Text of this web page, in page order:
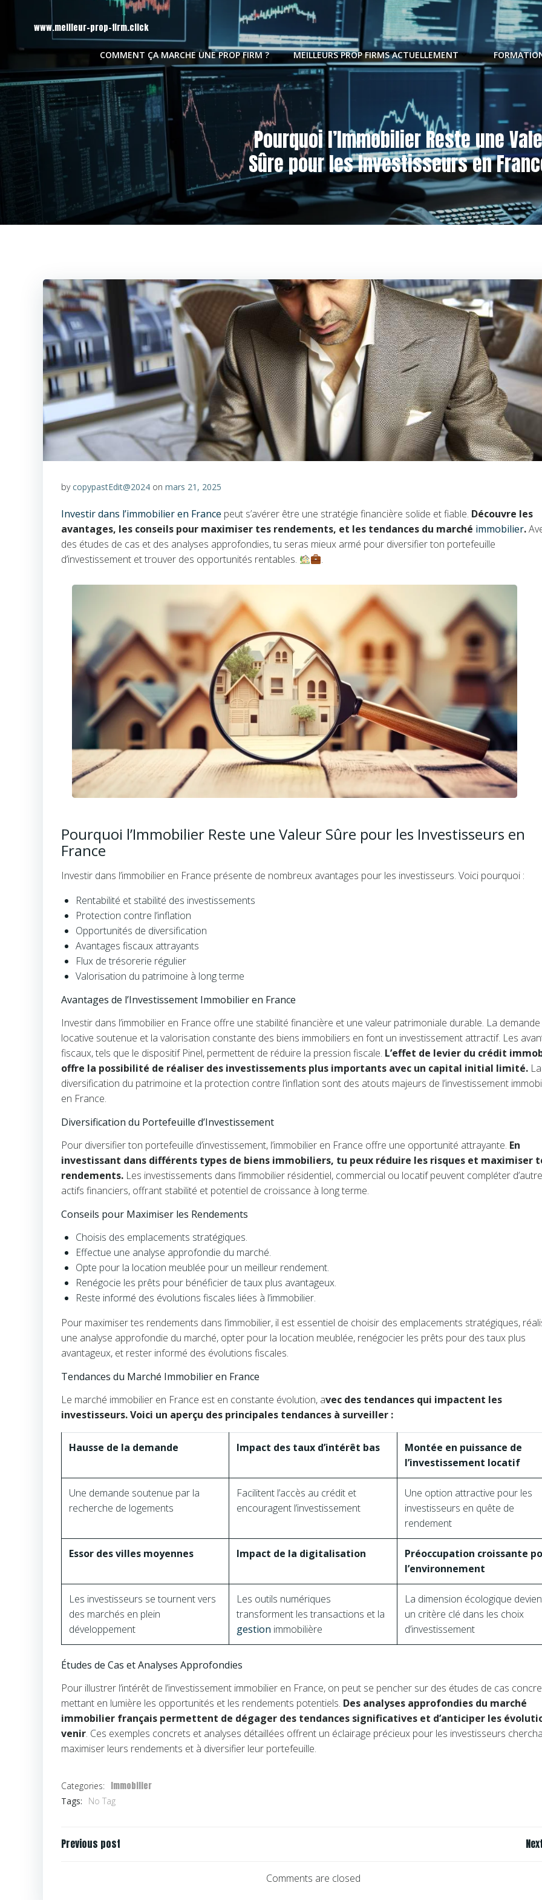
contenu
www.meilleur-prop-firm.click
COMMENT ÇA MARCHE UNE PROP FIRM ? MEILLEURS PROP FIRMS ACTUELLEMENT
Pourquoi l’Immobilier Reste une
Sûre pour les Investisseurs en
bycopypastEdit@2024 on mars 21, 2025
Investir dans l’immobilier en France peut s’avérer être une stratégie financière solide et fiable. Découvre les
avantages, les conseils pour maximiser tes rendements, et les tendances du marché immobilier.
des études de cas et des analyses approfondies, tu seras mieux armé pour diversifier ton portefeuille
d’investissement et trouver des opportunités rentables.
.
Pourquoi l’Immobilier Reste une Valeur Sûre pour les Investisseurs en
France
Investir dans l’immobilier en France présente de nombreux avantages pour les investisseurs. Voici pourquoi :
Rentabilité et stabilité des investissements
Protection contre l’inflation
Opportunités de diversification
Avantages fiscaux attrayants
Flux de trésorerie régulier
Valorisation du patrimoine à long terme
Avantages de l’Investissement Immobilier en France
Investir dans l’immobilier en France offre une stabilité financière et une valeur patrimoniale durable. La demande
locative soutenue et la valorisation constante des biens immobiliers en font un investissement attractif. Les
fiscaux, tels que le dispositif Pinel, permettent de réduire la pression fiscale. L’effet de levier du crédit
offre la possibilité de réaliser des investissements plus importants avec un capital initial limité. La
diversification du patrimoine et la protection contre l’inflation sont des atouts majeurs de l’investissement
en France.
Diversification du Portefeuille d’Investissement
Pour diversifier ton portefeuille d’investissement, l’immobilier en France offre une opportunité attrayante. En
investissant dans différents types de biens immobiliers, tu peux réduire les risques et maximiser
rendements. Les investissements dans l’immobilier résidentiel, commercial ou locatif peuvent compléter
actifs financiers, offrant stabilité et potentiel de croissance à long terme.
Conseils pour Maximiser les Rendements
Choisis des emplacements stratégiques.
Effectue une analyse approfondie du marché.
Opte pour la location meublée pour un meilleur rendement.
Renégocie les prêts pour bénéficier de taux plus avantageux.
Reste informé des évolutions fiscales liées à l’immobilier.
Pour maximiser tes rendements dans l’immobilier, il est essentiel de choisir des emplacements stratégiques,
une analyse approfondie du marché, opter pour la location meublée, renégocier les prêts pour des taux plus
avantageux, et rester informé des évolutions fiscales.
Tendances du Marché Immobilier en France
Le marché immobilier en France est en constante évolution, avec des tendances qui impactent les
investisseurs. Voici un aperçu des principales tendances à surveiller :
Hausse de la demande Impact des taux d’intérêt bas
Montée en puissance de
l’investissement locatif
Une demande soutenue par la
recherche de logements
Facilitent l’accès au crédit et
encouragent l’investissement
Une option attractive pour les
investisseurs en quête de
rendement
Essor des villes moyennes Impact de la digitalisation
Préoccupation croissante
l’environnement
Les investisseurs se tournent vers
des marchés en plein
développement
Les outils numériques
transforment les transactions et la
gestion immobilière
La dimension écologique
un critère clé dans les choix
d’investissement
Études de Cas et Analyses Approfondies
Pour illustrer l’intérêt de l’investissement immobilier en France, on peut se pencher sur des études de cas
mettant en lumière les opportunités et les rendements potentiels. Des analyses approfondies du marché
immobilier français permettent de dégager des tendances significatives et d’anticiper les
venir. Ces exemples concrets et analyses détaillées offrent un éclairage précieux pour les investisseurs
maximiser leurs rendements et à diversifier leur portefeuille.
Categories: Immobilier
Tags: No Tag
Navigation
Previous post
l’article
Comments are closed